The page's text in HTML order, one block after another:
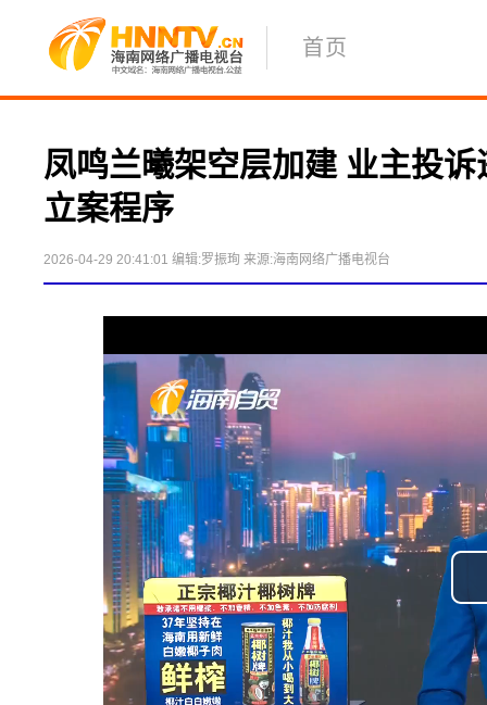
首页
凤鸣兰曦架空层加建 业主投
立案程序
2026-04-29 20:41:01 编辑:罗振珣 来源:海南网络广播电视台